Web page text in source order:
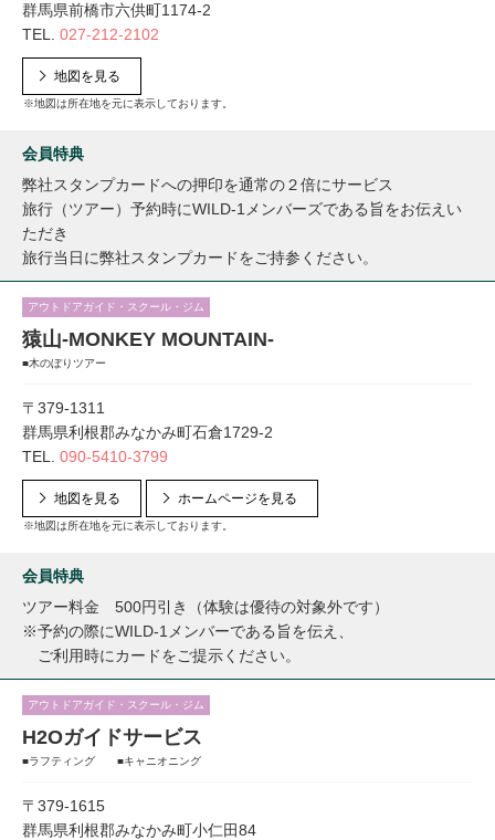
群馬県前橋市六供町1174-2
TEL. 027-212-2102
地図を見る
※地図は所在地を元に表示しております。
会員特典
弊社スタンプカードへの押印を通常の２倍にサービス
旅行（ツアー）予約時にWILD-1メンバーズである旨をお伝えい
ただき
旅行当日に弊社スタンプカードをご持参ください。
アウトドアガイド・スクール・ジム
猿山-MONKEY MOUNTAIN-
■木のぼりツアー
〒379-1311
群馬県利根郡みなかみ町石倉1729-2
TEL. 090-5410-3799
地図を見る
※地図は所在地を元に表示しております。
ホームページを見る
会員特典
ツアー料金 500円引き（体験は優待の対象外です）
※予約の際にWILD-1メンバーである旨を伝え、
ご利用時にカードをご提示ください。
アウトドアガイド・スクール・ジム
H2Oガイドサービス
■ラフティング ■キャニオニング
〒379-1615
群馬県利根郡みなかみ町小仁田84